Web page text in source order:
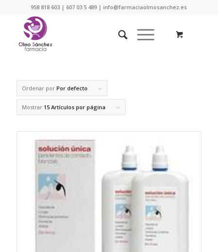
958 818 603 | 607 03 5 489 | info@farmaciaolmosanchez.es
Ordenar por Por defecto
Mostrar 15 Artículos por página